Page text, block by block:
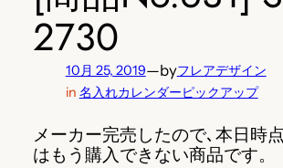
2730
10月 25, 2019—byフレアデザイン
in 名入れカレンダーピックアップ
メーカー完売したので､本日時
はもう購入できない商品です。